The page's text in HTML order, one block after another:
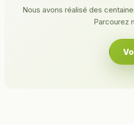
Nous avons réalisé des
Parcourez